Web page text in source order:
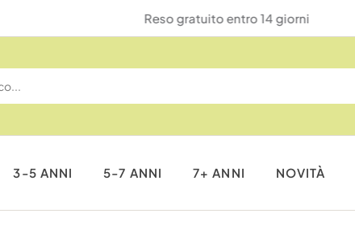
Reso gratuito entro 14 giorni
3-5 ANNI 5-7 ANNI 7+ ANNI NOVITÀ